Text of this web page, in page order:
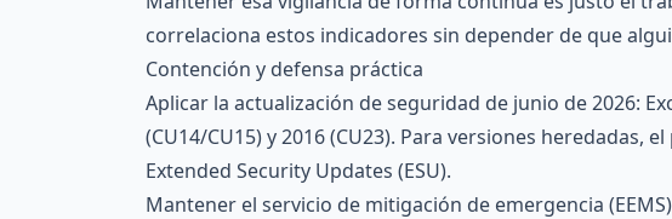
correlaciona estos indicadores sin depender de que
Contención y defensa práctica
Aplicar la actualización de seguridad de junio de 2026:
(CU14/CU15) y 2016 (CU23). Para versiones heredadas,
Extended Security Updates (ESU).
Mantener el servicio de mitigación de emergencia